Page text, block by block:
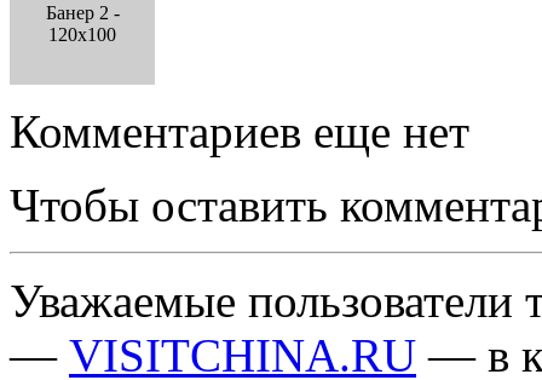
Банер 2 -
120x100
Комментариев еще нет
Чтобы оставить
Уважаемые пользователи
— VISITCHINA.RU — в